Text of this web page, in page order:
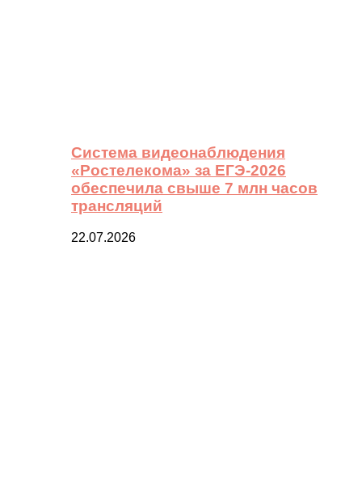
Система видеонаблюдения
«Ростелекома» за ЕГЭ-2026
обеспечила свыше 7 млн часов
трансляций
22.07.2026